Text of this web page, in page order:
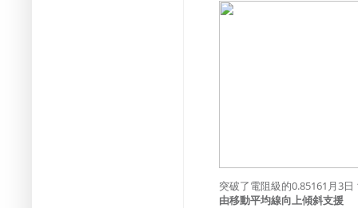
突破了電阻級的0.85161月3日
由移動平均線向上傾斜支援